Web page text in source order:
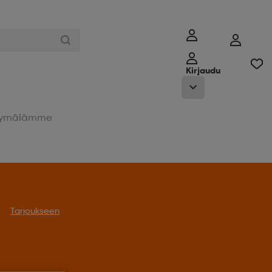
Kirjaudu
Tarjoukseen